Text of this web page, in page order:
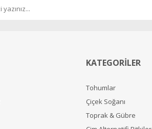
KATEGORİLER
Tohumlar
Çiçek Soğanı
Toprak & Gübre